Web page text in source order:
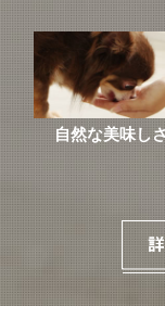
自然な美味し